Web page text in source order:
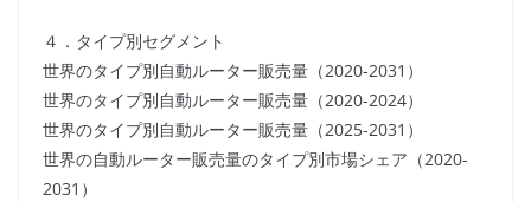
４．タイプ別セグメント
世界のタイプ別自動ルーター販売量（2020-2031）
世界のタイプ別自動ルーター販売量（2020-2024）
世界のタイプ別自動ルーター販売量（2025-2031）
世界の自動ルーター販売量のタイプ別市場シェア（2020-
2031）